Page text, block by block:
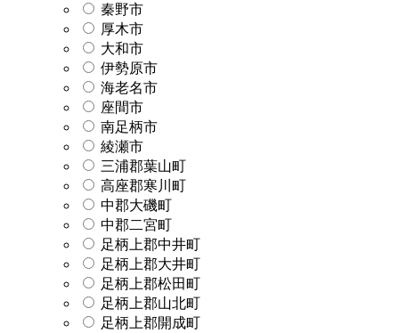
秦野市
厚木市
大和市
伊勢原市
海老名市
座間市
南足柄市
綾瀬市
三浦郡葉山町
高座郡寒川町
中郡大磯町
中郡二宮町
足柄上郡中井町
足柄上郡大井町
足柄上郡松田町
足柄上郡山北町
足柄上郡開成町